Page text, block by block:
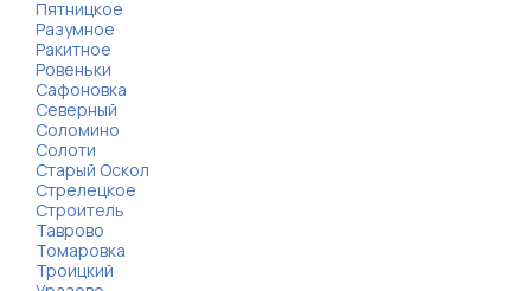
Пятницкое
Разумное
Ракитное
Ровеньки
Сафоновка
Северный
Соломино
Солоти
Старый Оскол
Стрелецкое
Строитель
Таврово
Томаровка
Троицкий